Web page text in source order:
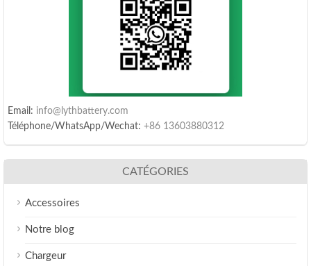
Email: info@lythbattery.com
Téléphone/WhatsApp/Wechat: +86 13603880312
CATÉGORIES
Accessoires
Notre blog
Chargeur